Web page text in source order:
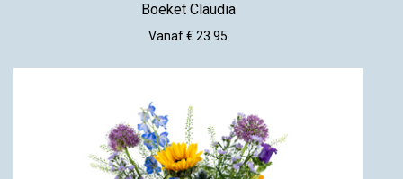
Boeket Claudia
Vanaf € 23.95